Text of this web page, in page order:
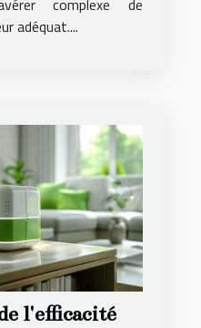
complexe de
adéquat....
l'efficacité